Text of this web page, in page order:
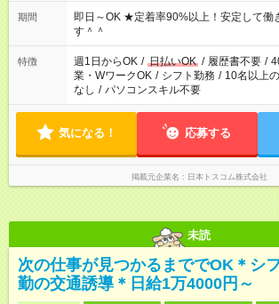
期間
即日～OK ★定着率90%以上！安定して働
す＾＾
特徴 週1日からOK / 日払いOK / 履歴書不要 /
業・WワークOK / シフト勤務 / 10名以上
なし / パソコンスキル不要
気になる！ 応募する
掲載元企業名 日本トスコム株式会社
未読
次の仕事が見つかるまででOK＊シ
勤の交通誘導＊日給1万4000円～